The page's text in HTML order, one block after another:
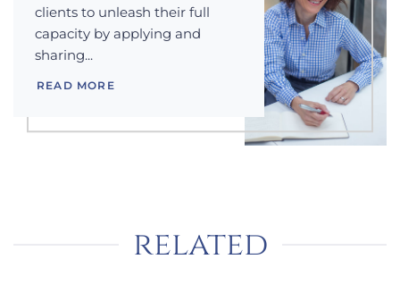
clients to unleash their full
capacity by applying and
sharing...
READ MORE
related